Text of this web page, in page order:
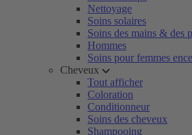
Nettoyage
Soins solaires
Soins des mains & des
Hommes
Soins pour femmes
Cheveux
Tout afficher
Coloration
Conditionneur
Soins des cheveux
Shampooing